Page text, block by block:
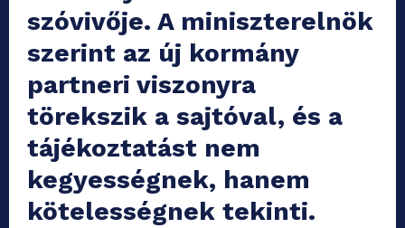
szóvivője. A miniszterelnök
szerint az új kormány
partneri viszonyra
törekszik a sajtóval, és a
tájékoztatást nem
kegyességnek, hanem
kötelességnek tekinti.